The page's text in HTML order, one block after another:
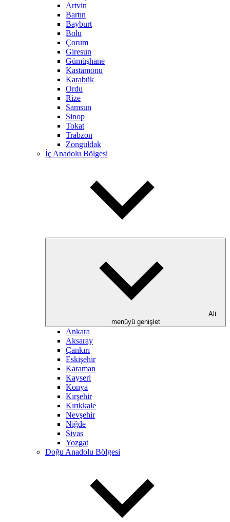
Artvin
Bartın
Bayburt
Bolu
Çorum
Giresun
Gümüşhane
Kastamonu
Karabük
Ordu
Rize
Samsun
Sinop
Tokat
Trabzon
Zonguldak
İç Anadolu Bölgesi
Alt
menüyü genişlet
Ankara
Aksaray
Çankırı
Eskişehir
Karaman
Kayseri
Konya
Kırşehir
Kırıkkale
Nevşehir
Niğde
Sivas
Yozgat
Doğu Anadolu Bölgesi